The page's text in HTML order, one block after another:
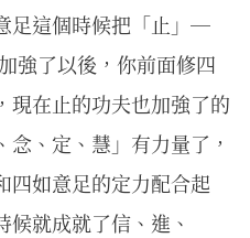
足這個時候把「止」─
強了以後，你前面修四
現在止的功夫也加強了的
、定、慧」有力量了，
四如意足的定力配合起
就成就了信、進、